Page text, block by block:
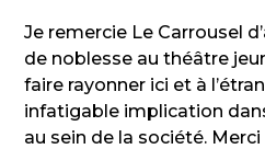
Je remercie Le Carrousel
de noblesse au théâtre
faire rayonner ici et à
infatigable implication
au sein de la société. Merci